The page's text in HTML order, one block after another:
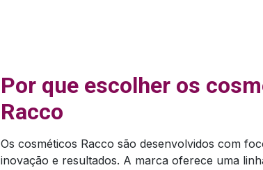
Por que escolher os
Racco
Os cosméticos Racco são desenvolvidos com
inovação e resultados. A marca oferece uma